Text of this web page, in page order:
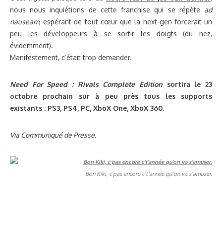
nous nous inquiétions de cette franchise qui se répète ad
nauseam, espérant de tout cœur que la next-gen forcerait un
peu les développeurs à se sortir les doigts (du nez,
évidemment).
Manifestement, c’était trop demander.
Need For Speed : Rivals Complete Edition sortira le 23
octobre prochain sur à peu près tous les supports
existants : PS3, PS4, PC, XboX One, XboX 360.
Via Communiqué de Presse.
Bon Kiki, c’pas encore c’t’année qu’on va s’amuser.